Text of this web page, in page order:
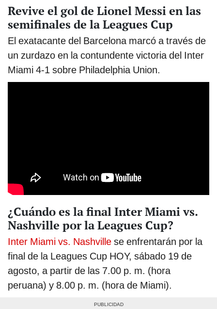
Revive el gol de Lionel Messi en las
semifinales de la Leagues Cup
El exatacante del Barcelona marcó a través de
un zurdazo en la contundente victoria del Inter
Miami 4-1 sobre Philadelphia Union.
¿Cuándo es la final Inter Miami vs.
Nashville por la Leagues Cup?
Inter Miami vs. Nashville se enfrentarán por la
final de la Leagues Cup HOY, sábado 19 de
agosto, a partir de las 7.00 p. m. (hora
peruana) y 8.00 p. m. (hora de Miami).